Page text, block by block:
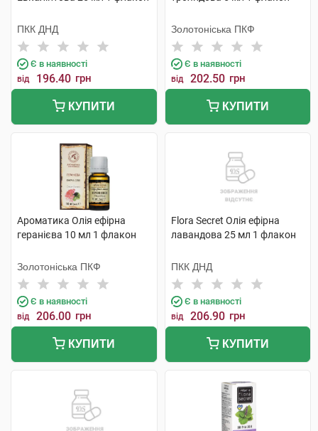
ПКК ДНД
Є в наявності
від 196.40 грн
КУПИТИ
Золотоніська ПКФ
Є в наявності
від 202.50 грн
КУПИТИ
Ароматика Олія ефірна
геранієва 10 мл 1 флакон
Золотоніська ПКФ
Є в наявності
від 206.00 грн
КУПИТИ
Flora Secret Олія ефірна
лавандова 25 мл 1 флакон
ПКК ДНД
Є в наявності
від 206.90 грн
КУПИТИ